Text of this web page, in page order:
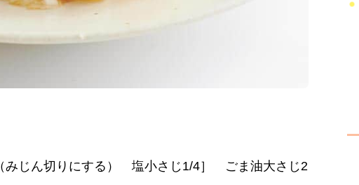
みじん切りにする） 塩小さじ1/4］ ごま油大さじ2